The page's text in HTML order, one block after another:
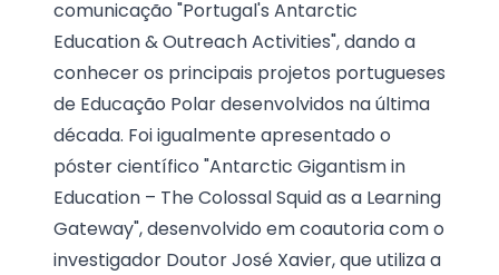
comunicação "Portugal's Antarctic
Education & Outreach Activities", dando a
conhecer os principais projetos portugueses
de Educação Polar desenvolvidos na última
década. Foi igualmente apresentado o
póster científico "Antarctic Gigantism in
Education – The Colossal Squid as a Learning
Gateway", desenvolvido em coautoria com o
investigador Doutor José Xavier, que utiliza a